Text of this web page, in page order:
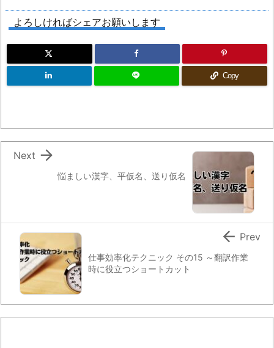
よろしければシェアお願いします
Copy
悩ましい漢字、平仮名、送り仮名

Next
仕事効率化テクニック その15 ～翻訳作業
時に役立つショートカット
 Prev